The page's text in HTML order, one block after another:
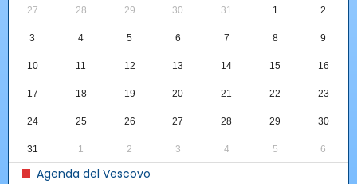
27 28 29 30 31 1 2
3 4 5 6 7 8 9
10 11 12 13 14 15 16
17 18 19 20 21 22 23
24 25 26 27 28 29 30
31 1 2 3 4 5 6
Agenda del Vescovo